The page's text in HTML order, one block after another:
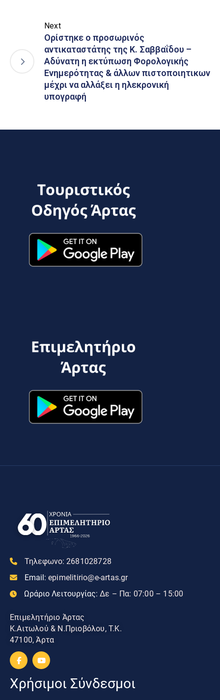
Next
Ορίστηκε ο προσωρινός
αντικαταστάτης της Κ. Σαββαΐδου –
Αδύνατη η εκτύπωση Φορολογικής
Ενημερότητας & άλλων πιστοποιητικων
μέχρι να αλλάξει η ηλεκρονική
υπογραφή
Τηλεφωνο: 2681028728
Email: epimelitirio@e-artas.gr
Ωράριο Λειτουργίας: Δε – Πα: 07:00 – 15:00
Επιμελητήριο Άρτας
Κ.Αιτωλού & Ν.Πριοβόλου, Τ.Κ.
47100, Άρτα
Χρήσιμοι Σύνδεσμοι